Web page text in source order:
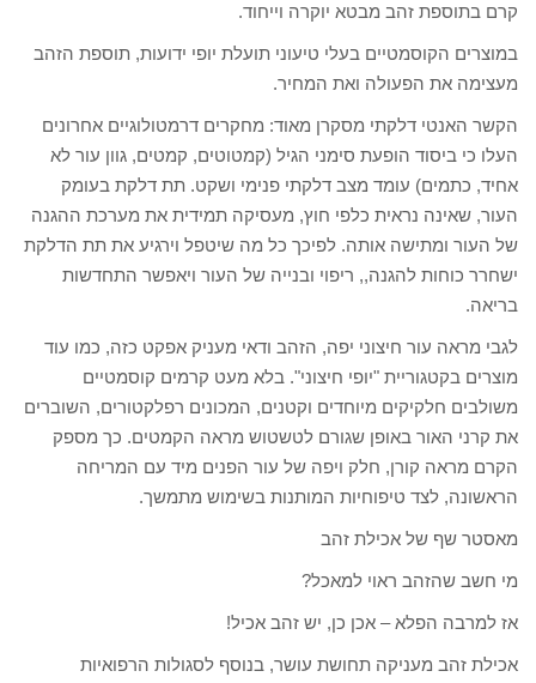
קרם בתוספת זהב מבטא יוקרה וייחוד.
במוצרים הקוסמטיים בעלי טיעוני תועלת יופי ידועות, תוספת הזהב
מעצימה את הפעולה ואת המחיר.
הקשר האנטי דלקתי מסקרן מאוד: מחקרים דרמטולוגיים אחרונים
העלו כי ביסוד הופעת סימני הגיל (קמטוטים, קמטים, גוון עור לא
אחיד, כתמים) עומד מצב דלקתי פנימי ושקט. תת דלקת בעומק
העור, שאינה נראית כלפי חוץ, מעסיקה תמידית את מערכת ההגנה
של העור ומתישה אותה. לפיכך כל מה שיטפל וירגיע את תת הדלקת
ישחרר כוחות להגנה,, ריפוי ובנייה של העור ויאפשר התחדשות
בריאה.
לגבי מראה עור חיצוני יפה, הזהב ודאי מעניק אפקט כזה, כמו עוד
מוצרים בקטגוריית "יופי חיצוני". בלא מעט קרמים קוסמטיים
משולבים חלקיקים מיוחדים וקטנים, המכונים רפלקטורים, השוברים
את קרני האור באופן שגורם לטשטוש מראה הקמטים. כך מספק
הקרם מראה קורן, חלק ויפה של עור הפנים מיד עם המריחה
הראשונה, לצד טיפוחיות המותנות בשימוש מתמשך.
מאסטר שף של אכילת זהב
מי חשב שהזהב ראוי למאכל?
אז למרבה הפלא – אכן כן, יש זהב אכיל!
אכילת זהב מעניקה תחושת עושר, בנוסף לסגולות הרפואיות